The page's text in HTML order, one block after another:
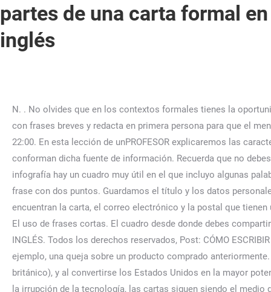
partes de una carta formal en
inglés
N. . No olvides que en los contextos formales tienes la oportunidad de poner en práctica tu vocabulario y utilizar la lógica del idioma para organizar tus ideas. Utiliza un lenguaje sencillo, con frases breves y redacta en primera persona para que el mensaje tenga fluidez. Los horarios de las clases individuales son flexibles, puedes programarlas de lunes a domingo de 7:00 a 22:00. En esta lección de unPROFESOR explicaremos las características de las cartas, centrándonos en las partes de una carta formal para que, así, conozcas todos los elementos que conforman dicha fuente de información. Recuerda que no debes utilizar un lenguaje informal, como las contracciones. Tu dirección de correo electrónico no será publicada. Al final de la infografía hay un cuadro muy útil en el que incluyo algunas palabras coloquiales con su equivalente más formal, por ejemplo, «let» vs «allow» o «permit«. En todos los casos, se cerrará la frase con dos puntos. Guardamos el título y los datos personales en la esquina superior izquierda. Según su propósito existen una serie de textos de uso social, entre los que se encuentran la carta, el correo electrónico y la postal que tienen un fin específico y siguen un modelo pactado por los miembros de una sociedad. Ahora es momento de firmar tu carta. 2 – El uso de frases cortas. El cuadro desde donde debes compartir este post es como este: Si quieres conseguir un montón más de infografías como esta, pincha en INFOGRAFÍAS DE SILA INGLÉS. Todos los derechos reservados, Post: CÓMO ESCRIBIR UNA CARTA INFORMAL EN INGLÉS 〉. También podemos referirnos a una situación conocida por el destinatario, por ejemplo, una queja sobre un producto comprado anteriormente. Copyright © 2012 – 2023 Aprende Inglés Sila. [19] El inglés, al extender Inglaterra su lengua por todo el mundo (Imperio británico), y al convertirse los Estados Unidos en la mayor potencia económica y … Puede que creas que las cartas no tienen el mismo peso que hace unos años, sin embargo, y a pesar de la irrupción de la tecnología, las cartas siguen siendo el medio de comunicación más acertado en muchas ocasiones. Guarda mi nombre, correo electrónico y web en este navegador para la próxima vez que comente. quien te puede bendecir es Jesuscristo , quien murio por ti. Escribir una carta formal en inglés de forma adecuada puede llegar a ser tan importante como para ayudarte a conseguir ese ascenso que tanto esperas, sigue estos consejos y mira … No emplear expresiones informales, como: jergas populares, signos y /o chistes; se puede entender como de mal gusto. As a recent architecture graduate from Navarra University with a certificate in urban mobility, I am sure my skills will help Credence Consultant deliver on all your business metrics in 2019. Una carta formal debe contener las siguientes 8 partes bien diferenciadas: 1 – Membrete 2 – Destinatario 3 – Fecha 4 – Encabezamiento 5 – Introducción 6 – Cuerpo 7 – Despedida 8 – … . Es decir, de la siguiente forma: Dear Giles, Dear Nicole, Una vez ya terminado el saludo en cuestión, tanto en las cartas formales como en las informales en inglés, pasamos a escribir … Estructura de una carta comercial en inglés. Este ejemplo de carta formal en inglés sirve para saber plantear una carta de este tipo y evitar errores comunes, así como realizar